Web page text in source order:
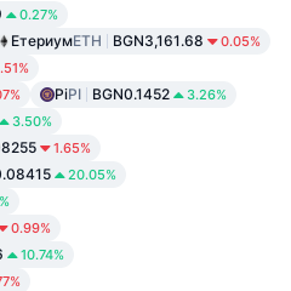
0.27%
ЕтериумETH BGN3,161.68 0.05%
PiPI BGN0.1452 3.26%
3.50%
1.65%
20.05%
0.99%
10.74%